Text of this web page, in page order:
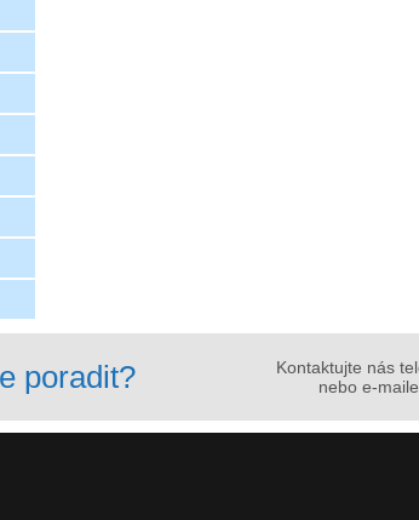
poradit?
Kontaktujte nás
nebo e-